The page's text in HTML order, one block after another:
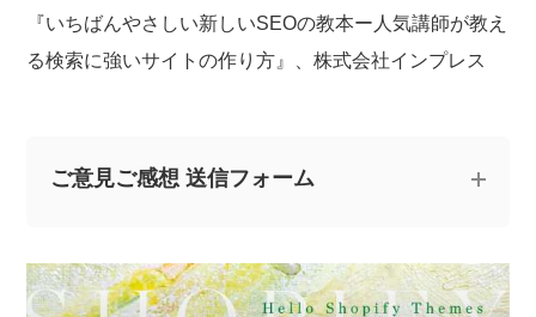
『いちばんやさしい新しいSEOの教本ー人気講師が教え
る検索に強いサイトの作り方』、株式会社インプレス
ご意見ご感想 送信フォーム
にお寄せください。